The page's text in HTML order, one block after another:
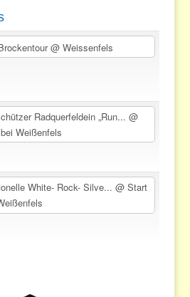
@ Weissenfels
Radquerfeldein „Run...@
Weißenfels
White- Rock- Silve...@ Start